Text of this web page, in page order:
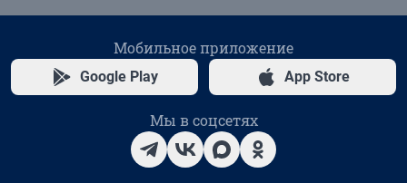
Мобильное приложение
Google Play App Store
Мы в соцсетях